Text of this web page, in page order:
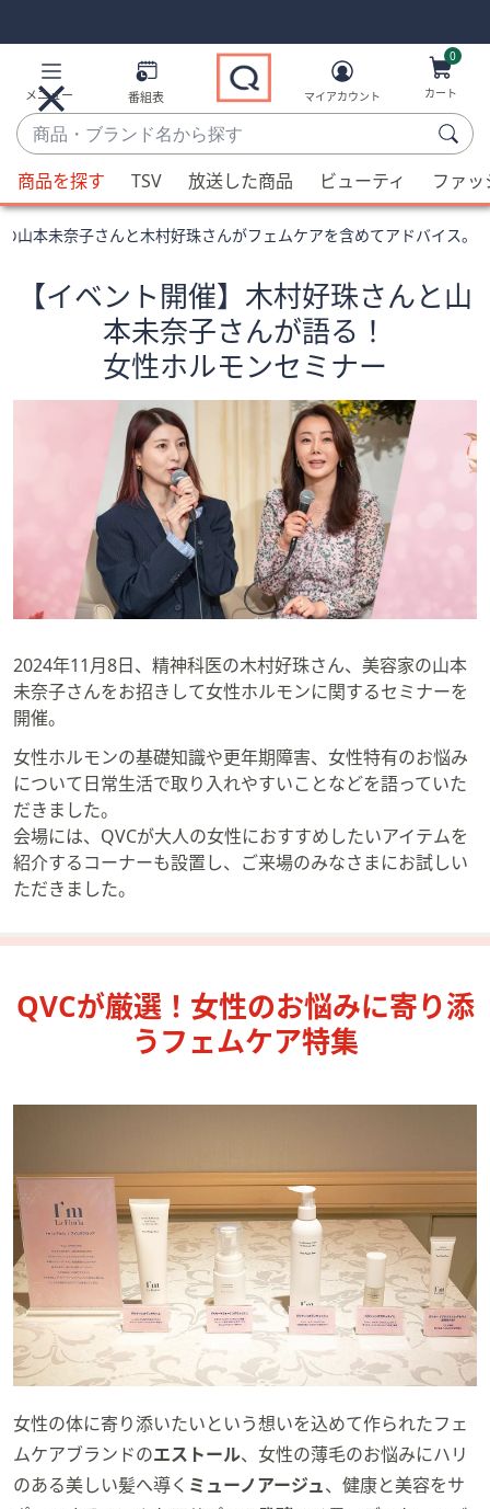
Links
Links2
メニュー 番組表
商
品・
ブ
ラ
ン
候
補
利
合、
ま
は
タ
ッ
チ
デ
バ
イ
ス
で
左
ワ
で
き
ま
す。
マイアカウント
0
カート
商品を探す TSV 放送した商品 ビューティ ファ
山本未奈子さんと木村好珠さんがフェムケアを含めてアドバイス。
【イベント開催】木村好珠さんと山
本未奈子さんが語る！
女性ホルモンセミナー
2024年11月8日、精神科医の木村好珠さん、美容家の山本
未奈子さんをお招きして女性ホルモンに関するセミナーを
開催。
女性ホルモンの基礎知識や更年期障害、女性特有のお悩み
について日常生活で取り入れやすいことなどを語っていた
だきました。
会場には、QVCが大人の女性におすすめしたいアイテムを
紹介するコーナーも設置し、ご来場のみなさまにお試しい
ただきました。
QVCが厳選！女性のお悩みに寄り添
うフェムケア特集
女性の体に寄り添いたいという想いを込めて作られたフェ
ムケアブランドのエストール、女性の薄毛のお悩みにハリ
のある美しい髪へ導く ミューノアージュ、健康と美容をサ